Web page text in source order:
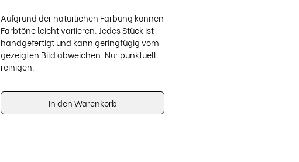
Aufgrund der natürlichen Färbung können
Farbtöne leicht variieren. Jedes Stück ist
handgefertigt und kann geringfügig vom
gezeigten Bild abweichen. Nur punktuell
reinigen.
In den Warenkorb